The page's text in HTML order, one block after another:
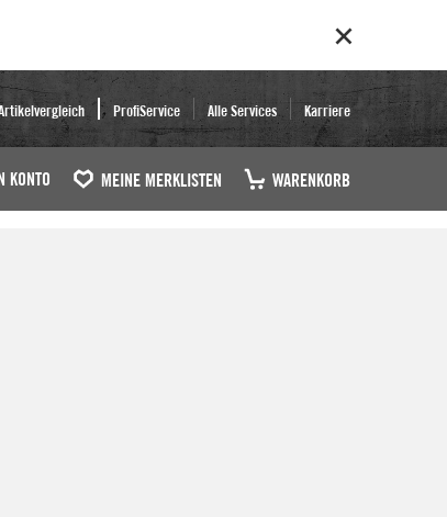
ProfiService Alle Services Karriere
KONTO MEINE MERKLISTEN WARENKORB